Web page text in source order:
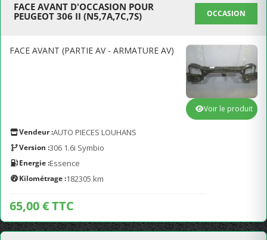
FACE AVANT D'OCCASION POUR
PEUGEOT 306 II (N5,7A,7C,7S)
OCCASION
FACE AVANT (PARTIE AV - ARMATURE AV)
Vendeur :AUTO PIECES LOUHANS
Version :306 1.6i Symbio
Energie :Essence
Kilométrage :182305 km
65,00 € TTC
Voir le produit